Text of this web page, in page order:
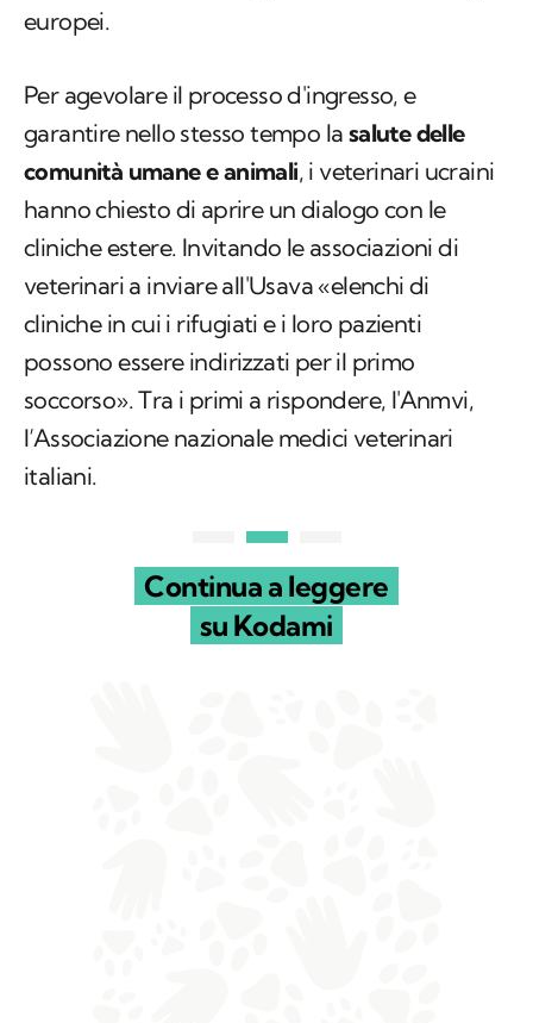
europei.
Per agevolare il processo d'ingresso, e
garantire nello stesso tempo la salute delle
comunità umane e animali, i veterinari ucraini
hanno chiesto di aprire un dialogo con le
cliniche estere. Invitando le associazioni di
veterinari a inviare all'Usava «elenchi di
cliniche in cui i rifugiati e i loro pazienti
possono essere indirizzati per il primo
soccorso». Tra i primi a rispondere, l'Anmvi,
l’Associazione nazionale medici veterinari
italiani.
Continua a leggere
su Kodami